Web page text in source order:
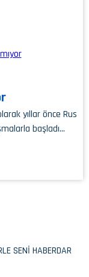
yıllar önce Rus
başladı…
SENİ HABERDAR